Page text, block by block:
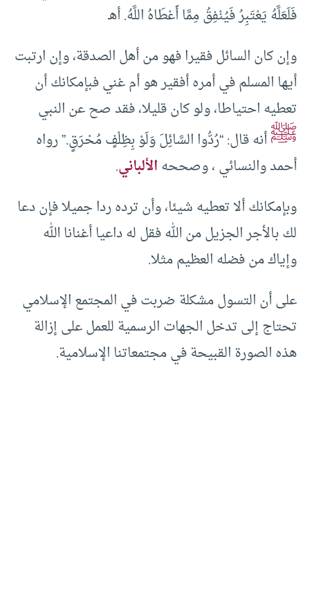
فَلَعَلَّهُ يَعْتَبِرُ فَيُنْفِقُ مِمَّا أَعْطَاهُ اللَّهُ. أهـ
وإن كان السائل فقيرا فهو من أهل الصدقة، وإن ارتبت
أيها المسلم في أمره أفقير هو أم غني فبإمكانك أن
تعطيه احتياطا، ولو كان قليلا، فقد صح عن النبي
ﷺأنه قال: “رُدُّوا السَّائِلَ وَلَوْ بِظِلْفٍ مُحْرَقٍ.” رواه
أحمد والنسائي ، وصححهالألباني.
وبإمكانك ألا تعطيه شيئا، وأن ترده ردا جميلا فإن دعا
لك بالأجر الجزيل من الله فقل له داعيا أغنانا الله
وإياك من فضله العظيم مثلا.
على أن التسول مشكلة ضربت في المجتمع الإسلامي
تحتاج إلى تدخل الجهات الرسمية للعمل على إزالة
هذه الصورة القبيحة في مجتمعاتنا الإسلامية.